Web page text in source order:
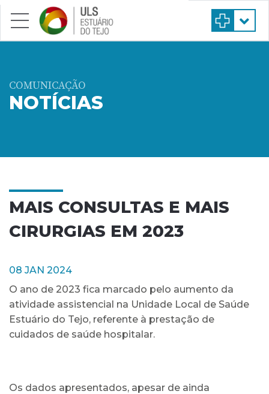
Saltar para conteúdo principal
COMUNICAÇÃO
NOTÍCIAS
MAIS CONSULTAS E MAIS
CIRURGIAS EM 2023
08 JAN 2024
O ano de 2023 fica marcado pelo aumento da
atividade assistencial na Unidade Local de Saúde
Estuário do Tejo, referente à prestação de
cuidados de saúde hospitalar.
Os dados apresentados, apesar de ainda